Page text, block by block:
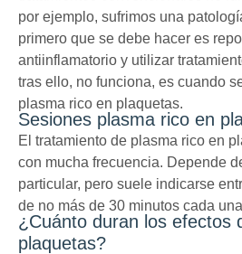
por ejemplo, sufrimos una
primero que se debe hacer es
antiinflamatorio y utilizar
tras ello, no funciona, es cuando
plasma rico en plaquetas.
Sesiones plasma rico en
El tratamiento de plasma rico en
con mucha frecuencia. Depende
particular, pero suele indicarse
de no más de 30 minutos cada
¿Cuánto duran los efectos
plaquetas?